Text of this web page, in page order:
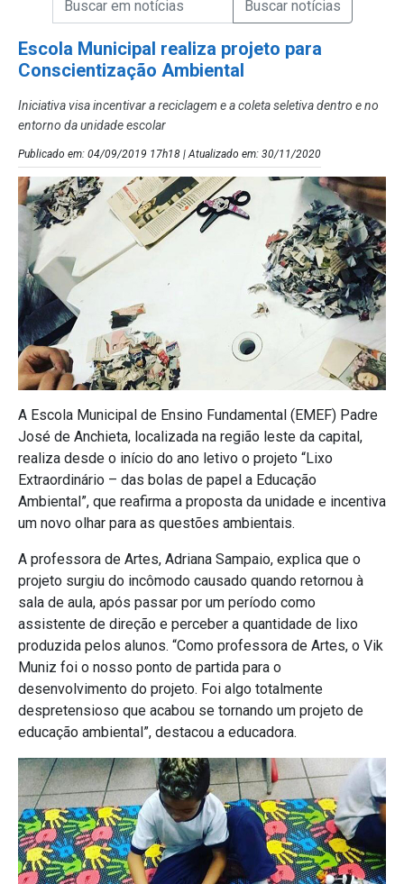
Escola Municipal realiza projeto para
Conscientização Ambiental
Iniciativa visa incentivar a reciclagem e a coleta seletiva dentro e no
entorno da unidade escolar
Publicado em: 04/09/2019 17h18 | Atualizado em: 30/11/2020
A Escola Municipal de Ensino Fundamental (EMEF) Padre
José de Anchieta, localizada na região leste da capital,
realiza desde o início do ano letivo o projeto “Lixo
Extraordinário – das bolas de papel a Educação
Ambiental”, que reafirma a proposta da unidade e incentiva
um novo olhar para as questões ambientais.
A professora de Artes, Adriana Sampaio, explica que o
projeto surgiu do incômodo causado quando retornou à
sala de aula, após passar por um período como
assistente de direção e perceber a quantidade de lixo
produzida pelos alunos. “Como professora de Artes, o Vik
Muniz foi o nosso ponto de partida para o
desenvolvimento do projeto. Foi algo totalmente
despretensioso que acabou se tornando um projeto de
educação ambiental”, destacou a educadora.